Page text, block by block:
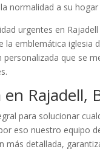
normalidad a su
urgentes en
emblemática iglesia
que se
Rajadell,
para solucionar
eso nuestro equipo
detallada,